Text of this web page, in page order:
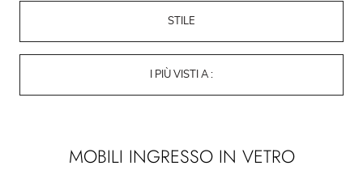
STILE
I PIÙ VISTI A :
MOBILI INGRESSO IN VETRO